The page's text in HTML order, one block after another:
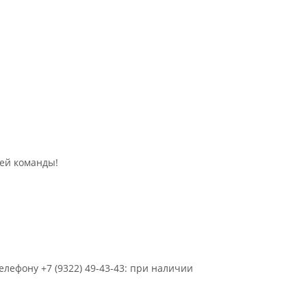
команды!
+7 (9322) 49-43-43: при наличии